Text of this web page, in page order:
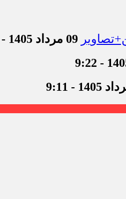
09 مرداد 1405 - 12:44